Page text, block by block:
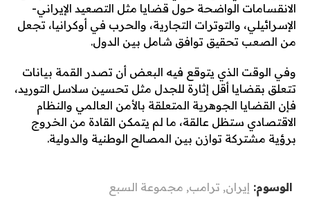
الانقسامات الواضحة حول قضايا مثل التصعيد الإيراني-
الإسرائيلي، والتوترات التجارية، والحرب في أوكرانيا، تجعل
من الصعب تحقيق توافق شامل بين الدول.
وفي الوقت الذي يتوقع فيه البعض أن تصدر القمة بيانات
تتعلق بقضايا أقل إثارة للجدل مثل تحسين سلاسل التوريد،
فإن القضايا الجوهرية المتعلقة بالأمن العالمي والنظام
الاقتصادي ستظل عالقة، ما لم يتمكن القادة من الخروج
برؤية مشتركة توازن بين المصالح الوطنية والدولية.
الوسوم: إيران, ترامب, مجموعة السبع